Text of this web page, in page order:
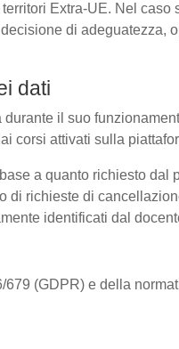
Extra-UE. Nel
di
dati
durante il suo
corsi attivati sulla
a quanto richiesto
di richieste di
identificati dal
(GDPR) e della